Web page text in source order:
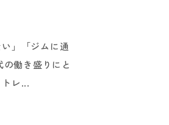
」「ジムに通
働き盛りにと
レ...